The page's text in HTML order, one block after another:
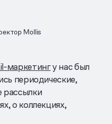
Mollis
маркетингу нас был
периодические,
рассылки
о коллекциях,